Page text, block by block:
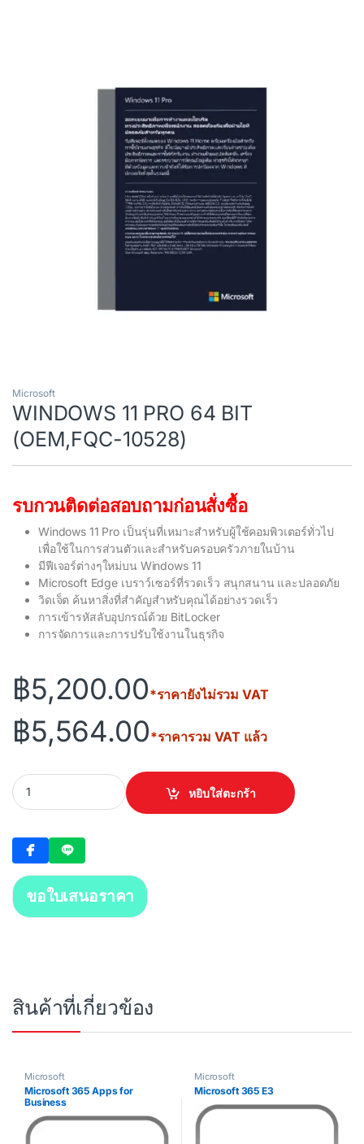
Microsoft
WINDOWS 11 PRO 64 BIT
(OEM,FQC-10528)
รบกวนติดต่อสอบถามก่อนสั่งซื้อ
Windows 11 Pro เป็นรุ่นที่เหมาะสำหรับผู้ใช้คอมพิวเตอร์ทั่วไป
เพื่อใช้ในการส่วนตัวและสำหรับครอบครัวภายในบ้าน
มีฟีเจอร์ต่างๆใหม่บน Windows 11
Microsoft Edge เบราว์เซอร์ที่รวดเร็ว สนุกสนาน และปลอดภัย
วิดเจ็ต ค้นหาสิ่งที่สำคัญสำหรับคุณได้อย่างรวดเร็ว
การเข้ารหัสลับอุปกรณ์ด้วย BitLocker
การจัดการและการปรับใช้งานในธุรกิจ
฿5,200.00*ราคายังไม่รวม VAT
฿5,564.00*ราคารวม VAT แล้ว
WINDOWS 11 PRO 64 BIT (OEM,FQC-10528) quantity
หยิบใส่ตะกร้า
ขอใบเสนอราคา
สินค้าที่เกี่ยวข้อง
Microsoft
Microsoft 365 Apps for
Business
Microsoft
Microsoft 365 E3